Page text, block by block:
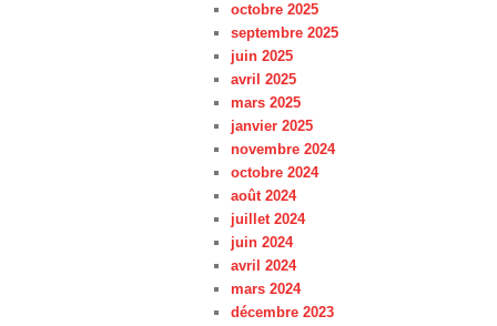
octobre 2025
septembre 2025
juin 2025
avril 2025
mars 2025
janvier 2025
novembre 2024
octobre 2024
août 2024
juillet 2024
juin 2024
avril 2024
mars 2024
décembre 2023